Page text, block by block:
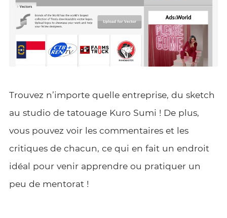
Trouvez n’importe quelle entreprise, du sketch
au studio de tatouage Kuro Sumi ! De plus,
vous pouvez voir les commentaires et les
critiques de chacun, ce qui en fait un endroit
idéal pour venir apprendre ou pratiquer un
peu de mentorat !